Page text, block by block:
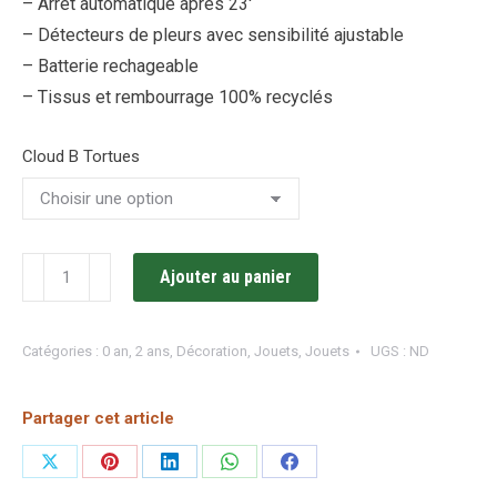
– Détecteurs de pleurs avec sensibilité ajustable
– Batterie rechageable
– Tissus et rembourrage 100% recyclés
Cloud B Tortues
quantité
de
Turtle
Cloud
B
Ajouter au panier
Catégories : 0 an, 2 ans, Décoration, Jouets, Jouets UGS : ND
Partager cet article
PartagerPartagerPartagerPartagerPartager